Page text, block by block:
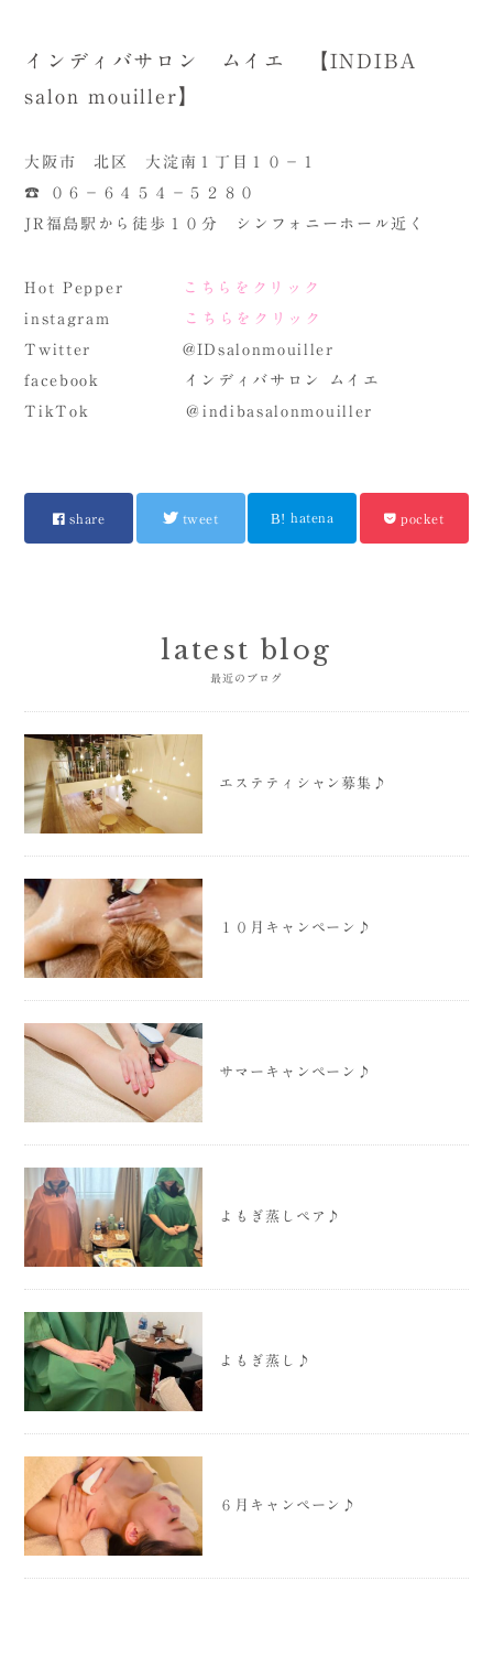
インディバサロン ムイエ 【INDIBA
salon mouiller】
大阪市 北区 大淀南１丁目１０－１
☎ ０６－６４５４－５２８０
JR福島駅から徒歩１０分 シンフォニーホール近く
Hot Pepper
こちらをクリック
instagram
こちらをクリック
Twitter @IDsalonmouiller
facebook インディバサロン ムイエ
TikTok ＠indibasalonmouiller
share tweet hatena pocket
latest blog
最近のブログ
エステティシャン募集♪
１０月キャンペーン♪
サマーキャンペーン♪
よもぎ蒸しペア♪
よもぎ蒸し♪
６月キャンペーン♪